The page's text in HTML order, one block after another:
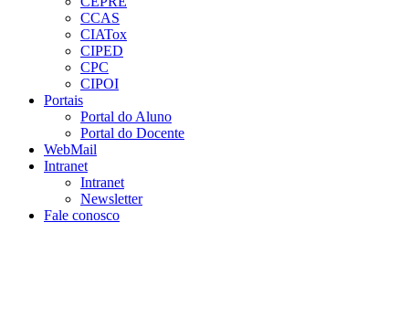
CCAS
CIATox
CIPED
CPC
CIPOI
Portais
Portal do Aluno
Portal do Docente
WebMail
Intranet
Intranet
Newsletter
Fale conosco